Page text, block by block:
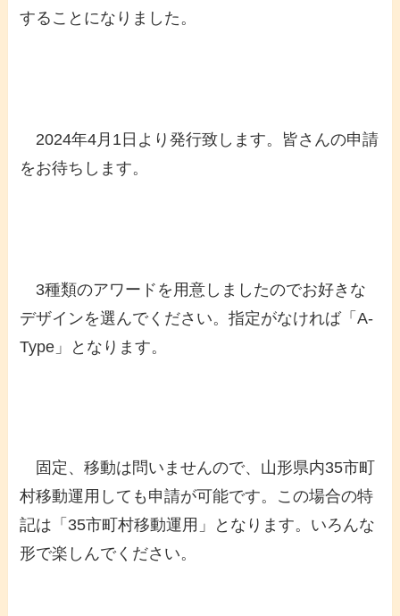
することになりました。
2024年4月1日より発行致します。皆さんの申請
をお待ちします。
3種類のアワードを用意しましたのでお好きな
デザインを選んでください。指定がなければ「A-
Type」となります。
固定、移動は問いませんので、山形県内35市町
村移動運用しても申請が可能です。この場合の特
記は「35市町村移動運用」となります。いろんな
形で楽しんでください。